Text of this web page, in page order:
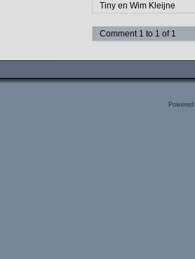
Tiny en Wim Kleijne
Comment 1 to 1 of 1